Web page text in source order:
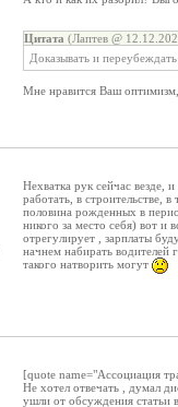
Цитата (Лаптев @
Доказывать и
Мне нравится Ваш
Нехватка рук сейчас везде,
работать, в строительстве,
половина рожденных в
никого за место себя) вот и
отрегулирует , зарплаты
начнем набирать водителей
такого натворить могут
[quote name="Ассоциация
Не хотел отвечать , думал
ушли от обсуждения статьи